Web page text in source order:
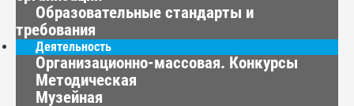
Образовательные стандарты и
требования
Деятельность
Организационно-массовая. Конкурсы
Методическая
Музейная